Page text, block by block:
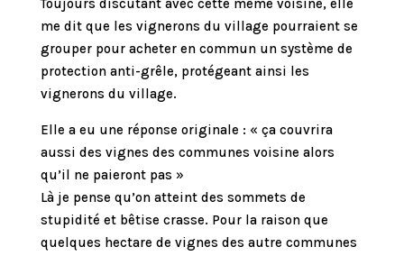
Toujours discutant avec cette même voisine, elle
me dit que les vignerons du village pourraient se
grouper pour acheter en commun un système de
protection anti-grêle, protégeant ainsi les
vignerons du village.
Elle a eu une réponse originale : « ça couvrira
aussi des vignes des communes voisine alors
qu’il ne paieront pas »
Là je pense qu’on atteint des sommets de
stupidité et bêtise crasse. Pour la raison que
quelques hectare de vignes des autre communes